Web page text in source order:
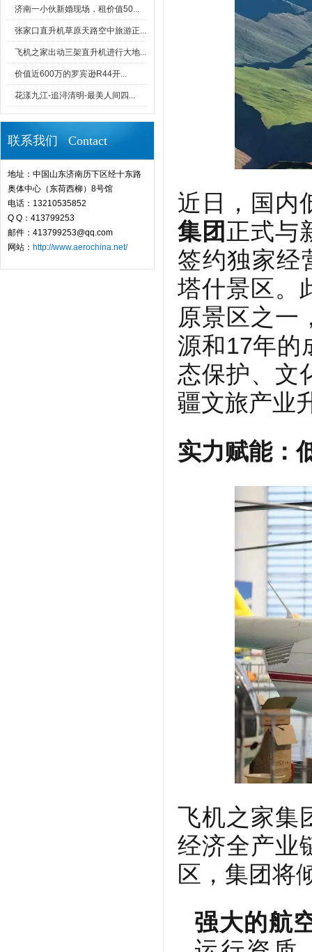
济南一小伙新婚现场，租价值50...
张家口直升机草原天路空中旅游正...
飞机之家出动三架直升机进行大地...
价值近600万的罗宾逊R44开...
花漾九江-追浔清明-最美人间四...
联系我们 Contact
地址：中国山东济南历下区经十东路
奥体中心（东荷西柳）8号馆
电话：13210535852
Q Q：413799253
邮件：413799253@qq.com
网站： http://www.aerochina.net/
近日，国内
集团 正式与
签约独家经
塔什景区。
原景区之一
源和17年的
态保护、文
疆文旅产业
实力赋能：
飞机之家集
经济全产业
区，集团将
强大的航